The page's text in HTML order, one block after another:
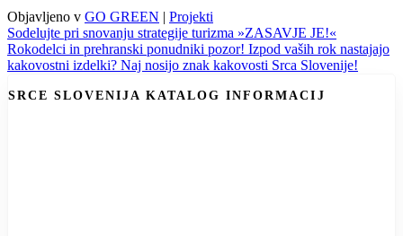
Objavljeno v GO GREEN | Projekti
Navigacija
prispevka
Sodelujte pri snovanju strategije turizma »ZASAVJE JE!«
Rokodelci in prehranski ponudniki pozor! Izpod vaših rok nastajajo
kakovostni izdelki? Naj nosijo znak kakovosti Srca Slovenije!
SRCE SLOVENIJA KATALOG INFORMACIJ